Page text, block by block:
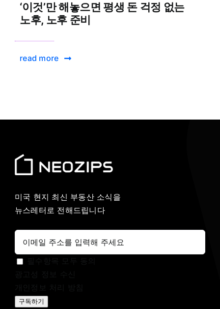
‘이것’만 해놓으면 평생 돈 걱정 없는
노후, 노후 준비
read more
미국 현지 최신 부동산 소식을
뉴스레터로 전해드립니다
구독하기